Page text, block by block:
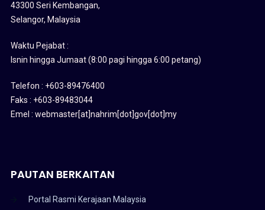
43300 Seri Kembangan,
Selangor, Malaysia
Waktu Pejabat :
Isnin hingga Jumaat (8:00 pagi hingga 6:00 petang)
Telefon : +603-89476400
Faks : +603-89483044
Emel : webmaster[at]nahrim[dot]gov[dot]my
PAUTAN BERKAITAN
Portal Rasmi Kerajaan Malaysia